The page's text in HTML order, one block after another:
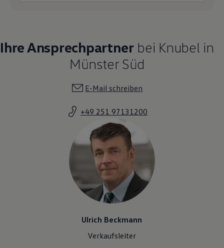
Ihre Ansprechpartnerbei Knubel in
Münster Süd
E-Mail schreiben
+49 251 97131200
Ulrich Beckmann
Verkaufsleiter